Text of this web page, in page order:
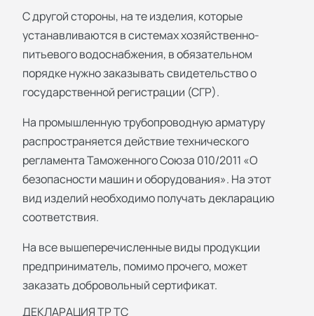
С другой стороны, на те изделия, которые
устанавливаются в системах хозяйственно-
питьевого водоснабжения, в обязательном
порядке нужно заказывать свидетельство о
государственной регистрации (СГР).
На промышленную трубопроводную арматуру
распространяется действие технического
регламента Таможенного Союза 010/2011 «О
безопасности машин и оборудования». На этот
вид изделий необходимо получать декларацию
соответствия.
На все вышеперечисленные виды продукции
предприниматель, помимо прочего, может
заказать добровольный сертификат.
ДЕКЛАРАЦИЯ ТР ТС